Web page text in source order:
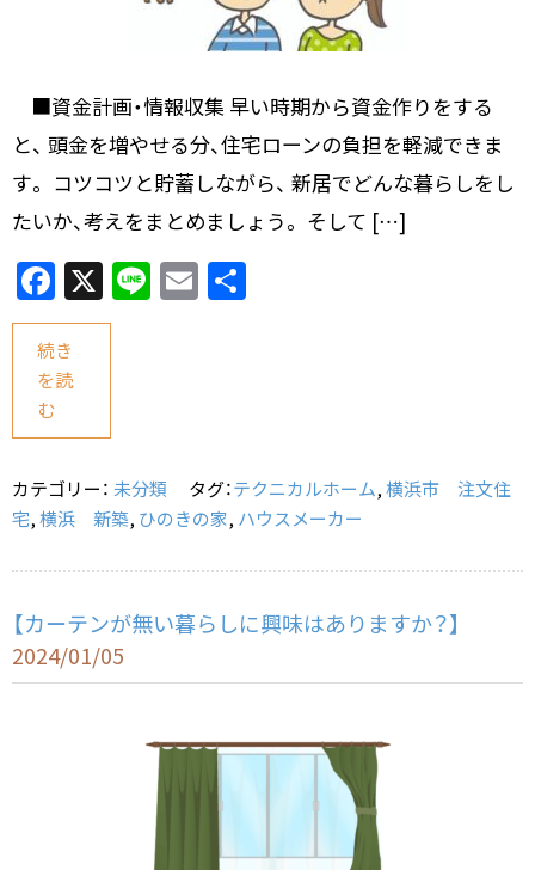
■資金計画・情報収集 早い時期から資金作りをする
と、 頭金を増やせる分、住宅ローンの負担を軽減できま
す。 コツコツと貯蓄しながら、 新居でどんな暮らしをし
たいか、考えをまとめましょう。 そして […]
F
a
c
e
b
o
o
X Li
n
E
m
続き
を読
む
カテゴリー： 未分類 タグ：テクニカルホーム,横浜市 注文住
宅,横浜 新築, ひのきの家, ハウスメーカー
【カーテンが無い暮らしに興味はありますか？】
2024/01/05